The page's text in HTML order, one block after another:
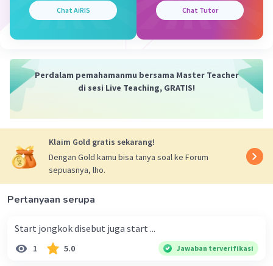
Chat AiRIS Chat Tutor
Perdalam pemahamanmu bersama Master Teacher
di sesi Live Teaching, GRATIS!
Klaim Gold gratis sekarang!
Dengan Gold kamu bisa tanya soal ke Forum
sepuasnya, lho.
Pertanyaan serupa
Start jongkok disebut juga start ...
1 5.0 Jawaban terverifikasi